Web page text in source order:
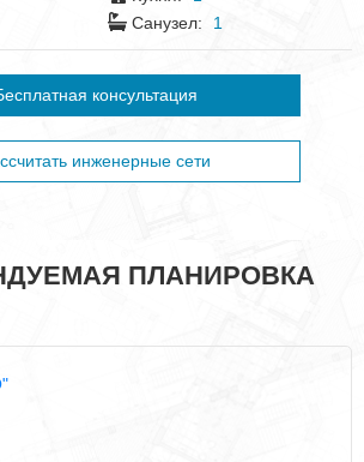
Санузел:
1
консультация
инженерные сети
ПЛАНИРОВКА